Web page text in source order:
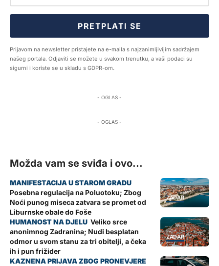
PRETPLATI SE
Prijavom na newsletter pristajete na e-maila s najzanimljivijim sadržajem
našeg portala. Odjaviti se možete u svakom trenutku, a vaši podaci su
sigurni i koriste se u skladu s GDPR-om.
- OGLAS -
- OGLAS -
Možda vam se sviđa i ovo...
ZADAR
Posebna regulacija na Poluotoku; Zbog
Noći punog miseca zatvara se promet od
Liburnske obale do Foše
ZADAR
Veliko srce
anonimnog Zadranina; Nudi besplatan
odmor u svom stanu za tri obitelji, a čeka
ih i pun frižider